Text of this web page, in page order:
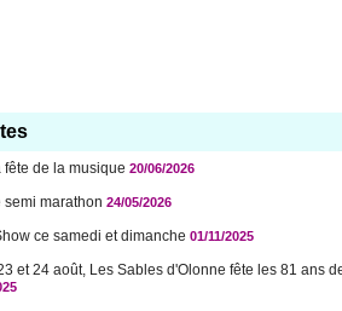
de la musique 20/06/2026
semi marathon24/05/2026
ce samedi et dimanche 01/11/2025
et 24 août, Les Sables d'Olonne fête les 81 ans